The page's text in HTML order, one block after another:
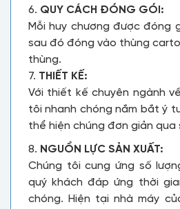
6. QUY CÁCH ĐÓNG GÓI:
Mỗi huy chương được đóng
sau đó đóng vào thùng
thùng.
7. THIẾT KẾ:
Với thiết kế chuyên ngành
tôi nhanh chóng nắm bắt ý
thể hiện chúng đơn giản qua
8. NGUỒN LỰC SẢN XUẤT:
Chúng tôi cung ứng số
quý khách đáp ứng thời
chóng. Hiện tại nhà máy